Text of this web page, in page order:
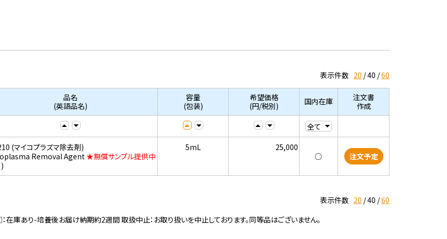
表示件数 20 40 60
品名
(英語品名)
容量
(包装)
希望価格
(円/税別)
国内在庫
注文書
作成
(マイコプラズマ除去剤)
Removal Agent★無償サンプル提供中
)
5mL
25,000
○
注文予定
表示件数 20 40 60
庫あり-培養後お届け納期約2週間 取扱中止：お取り扱いを中止しております。同等品はございません。